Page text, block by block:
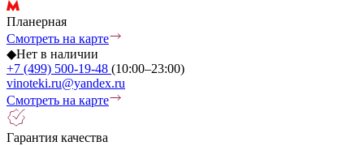
Планерная
Смотреть на карте
◆Нет в наличии
+7 (499) 500-19-48 (10:00–23:00)
vinoteki.ru@yandex.ru
Смотреть на карте
Гарантия качества